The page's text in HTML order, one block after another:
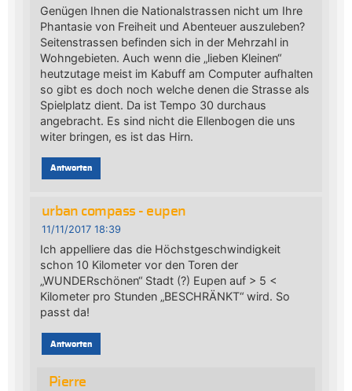
Genügen Ihnen die Nationalstrassen nicht um Ihre
Phantasie von Freiheit und Abenteuer auszuleben?
Seitenstrassen befinden sich in der Mehrzahl in
Wohngebieten. Auch wenn die „lieben Kleinen“
heutzutage meist im Kabuff am Computer aufhalten
so gibt es doch noch welche denen die Strasse als
Spielplatz dient. Da ist Tempo 30 durchaus
angebracht. Es sind nicht die Ellenbogen die uns
witer bringen, es ist das Hirn.
Antworten
urban compass - eupen
11/11/2017 18:39
Ich appelliere das die Höchstgeschwindigkeit
schon 10 Kilometer vor den Toren der
„WUNDERschönen“ Stadt (?) Eupen auf > 5 <
Kilometer pro Stunden „BESCHRÄNKT“ wird. So
passt da!
Antworten
Pierre